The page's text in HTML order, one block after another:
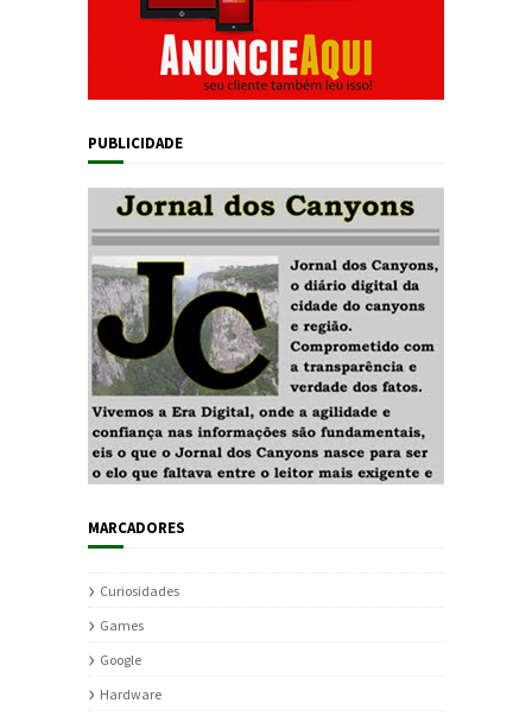
PUBLICIDADE
MARCADORES
Curiosidades
Games
Google
Hardware